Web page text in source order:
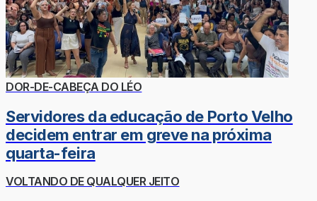
DOR-DE-CABEÇA DO LÉO
Servidores da educação de Porto Velho
decidem entrar em greve na próxima
quarta-feira
VOLTANDO DE QUALQUER JEITO